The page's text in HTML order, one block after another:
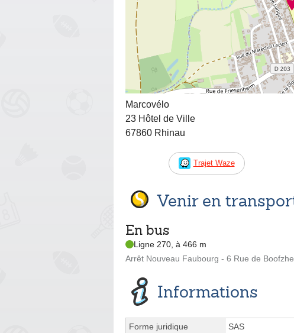
Marcovélo
23 Hôtel de Ville
67860 Rhinau
Trajet Waze
Venir en
En bus
Ligne 270, à 466 m
Arrêt Nouveau Faubourg - 6 Rue de
Informations
Forme juridique
SAS